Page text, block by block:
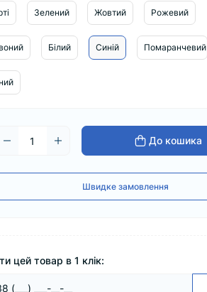
Зелений Жовтий Рожевий
Білий Синій Помаранчевий
До кошика
Швидке замовлення
цей товар в 1 клік: